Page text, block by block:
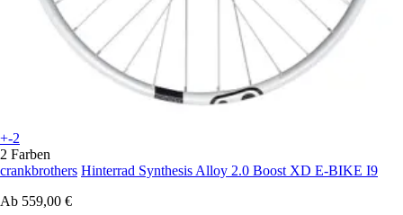
+-2
2 Farben
crankbrothers Hinterrad Synthesis Alloy 2.0 Boost XD E-BIKE I9
Ab 559,00 €